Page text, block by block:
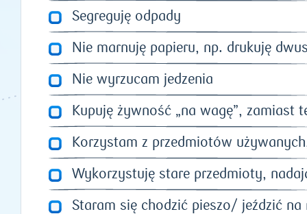
Segreguję odpady
Nie marnuję papieru, np. drukuję
Nie wyrzucam jedzenia
Kupuję żywność „na wagę”,
Korzystam z przedmiotów
Wykorzystuję stare przedmioty,
Staram się chodzić pieszo/ jeździć